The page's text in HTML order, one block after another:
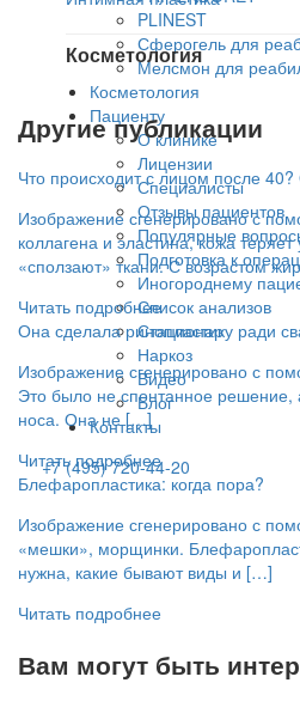
PLINEST
Сферогель для
Мелсмон для
Косметология
Пациенту
О клинике
Лицензии
Специалисты
Отзывы пациентов
Популярные
Подготовка к
Иногороднему
Список анализов
Стационар
Наркоз
Видео
Блог
Контакты
+7 (495) 720-44-20
Косметология
Другие публикации
Что происходит с лицом после
Изображение сгенерировано с
коллагена и эластина, кожа
«сползают» ткани. С возрастом
Читать подробнее
Она сделала ринопластику ради
Изображение сгенерировано с
Это было не спонтанное решение,
носа. Она не […]
Читать подробнее
Блефаропластика: когда пора?
Изображение сгенерировано с
«мешки», морщинки.
нужна, какие бывают виды и […]
Читать подробнее
Вам могут быть